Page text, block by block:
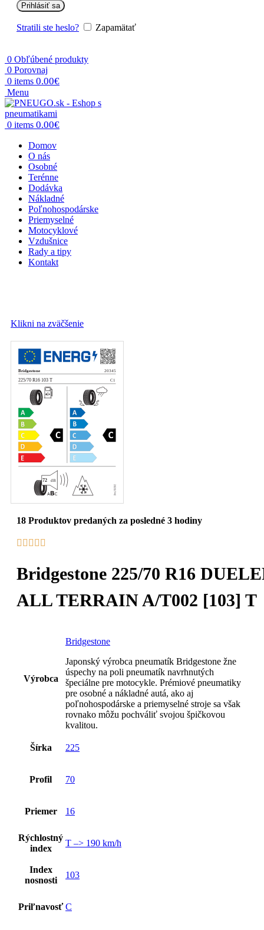
Prihlásiť sa
Stratili ste heslo? Zapamätať
0 Obľúbené produkty
0 Porovnaj
0 items 0.00€
Menu
0 items 0.00€
Domov
O nás
Osobné
Terénne
Dodávka
Nákladné
Poľnohospodárske
Priemyselné
Motocyklové
Vzdušnice
Rady a tipy
Kontakt
Klikni na zväčšenie
18 Produktov predaných za posledné 3 hodiny
Bridgestone 225/70 R16
ALL TERRAIN A/T002 [103] T
Výrobca
Bridgestone
Japonský výrobca pneumatík Bridgestone žne
úspechy na poli pneumatík navrhnutých
špeciálne pre motocykle. Prémiové pneumatiky
pre osobné a nákladné autá, ako aj
poľnohospodárske a priemyselné stroje sa však
rovnako môžu pochváliť svojou špičkovou
kvalitou.
Šírka 225
Profil 70
Priemer 16
Rýchlostný
index
T –> 190 km/h
Index
nosnosti
103
Priľnavosť C